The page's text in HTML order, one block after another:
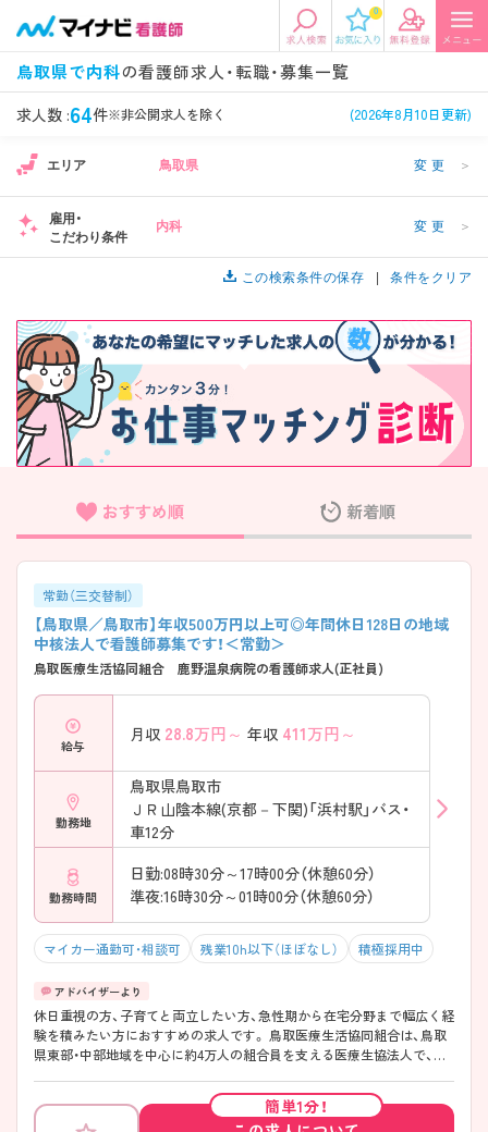
0
鳥取県で内科の看護師求人・転職・募集一覧
求人数 :64件※非公開求人を除く (2026年8月10日更新)
エリアから探す
エリアから探す 駅・路線から探す
関東
東海 関西
北海道・東北 中国・四国
九州・沖縄
希望の求人条件を選択
条件項目の選択に戻る
看護師、准看護師など 常勤、夜勤なし可など
施設形態 担当業務
病棟、外来など
診察科目
美容外科、
循環器内科など
こだわり条件
未経験歓迎、
年収
年収500万円以上など
雇用形態
正社員、契約社員など
フリーワード検索
エリア 鳥取県 変更 ＞
雇用・
こだわり条件
内科 変更 ＞
この検索条件の保存 条件をクリア
おすすめ順 新着順
常勤（三交替制）
【鳥取県／鳥取市】年収500万円以上可◎年間休日128日の地域
中核法人で看護師募集です！＜常勤＞
鳥取医療生活協同組合 鹿野温泉病院の看護師求人(正社員)
給与
月収 28.8万円～ 年収 411万円～
勤務地
鳥取県鳥取市
ＪＲ山陰本線(京都－下関)「浜村駅」バス・
車12分
勤務時間
日勤:08時30分～17時00分（休憩60分）
準夜:16時30分～01時00分（休憩60分）
マイカー通勤可・相談可 残業10h以下（ほぼなし） 積極採用中
休日重視の方、子育てと両立したい方、急性期から在宅分野まで幅広く経
験を積みたい方におすすめの求人です。 鳥取医療生活協同組合は、鳥取
県東部・中部地域を中心に約4万人の組合員を支える医療生協法人で、病
療まで一貫して関わることができるため、多様なキャリア形成が可能で
す。 年間休日は128日と非常に多く、月平均残業時間も5時間程度と少な
簡単1分！